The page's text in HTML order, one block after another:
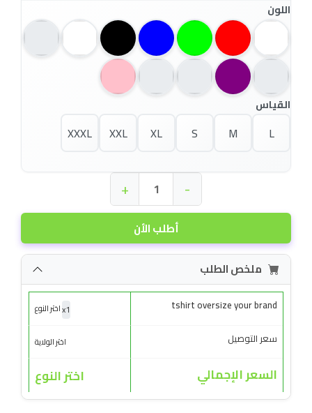
اللون
القياس
L
M
S
XL
XXL
XXXL
أطلب الأن
-
+
ملخص الطلب
tshirt oversize your brand
x1 اختر النوع
سعر التوصيل اختر الولاية
السعر الإجمالي اختر النوع